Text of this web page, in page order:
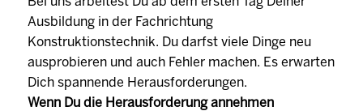
Ausbildung in der Fachrichtung
Konstruktionstechnik. Du darfst viele Dinge neu
ausprobieren und auch Fehler machen. Es erwarten
Dich spannende Herausforderungen.
Wenn Du die Herausforderung annehmen